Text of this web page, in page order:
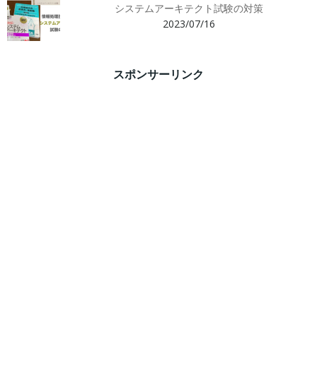
システムアーキテクト試験の対策
2023/07/16
スポンサーリンク